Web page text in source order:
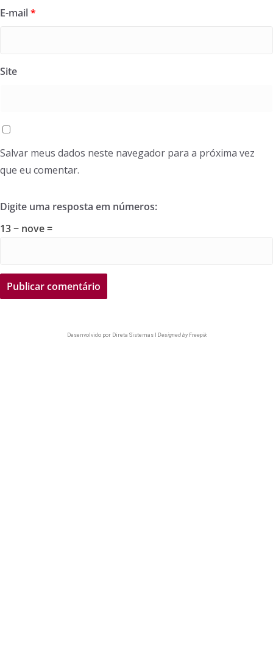
E-mail*
Site
Salvar meus dados neste navegador para a próxima vez
que eu comentar.
Digite uma resposta em números:
13 − nove =
Desenvolvido por Direta Sistemas I Designed by Freepik